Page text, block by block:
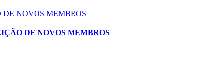
NOVOS MEMBROS
DE NOVOS MEMBROS